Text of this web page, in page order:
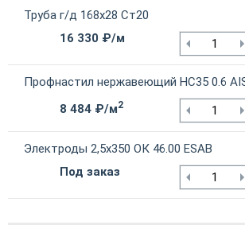
Труба г/д 168х28 Ст20
16 330 ₽/м
Профнастил нержавеющий НС35 0.6
8 484 ₽/м2
Электроды 2,5х350 ОК 46.00 ESAB
Под заказ